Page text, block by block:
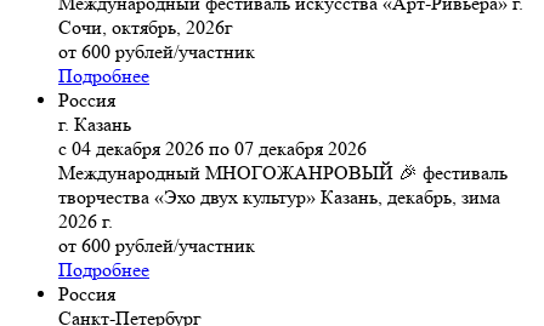
Сочи, октябрь, 2026г
от 600 рублей/участник
Подробнее
Россия
г. Казань
с 04 декабря 2026 по 07 декабря 2026
Международный МНОГОЖАНРОВЫЙ 🎉 фестиваль
творчества «Эхо двух культур» Казань, декабрь, зима
2026 г.
от 600 рублей/участник
Подробнее
Россия
Санкт-Петербург